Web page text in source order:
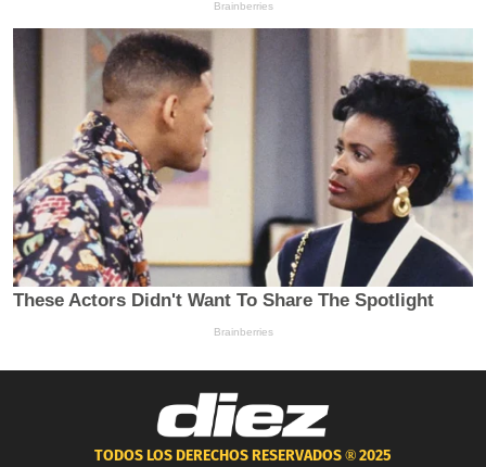
TODOS LOS DERECHOS RESERVADOS ®2025